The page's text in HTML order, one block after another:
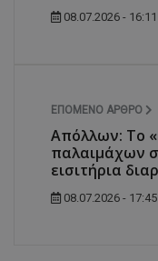
08.07.2026 - 16:11
ΕΠΌΜΕΝΟ ΆΡΘΡΟ
Απόλλων: Το
παλαιμάχων
εισιτήρια
08.07.2026 - 17:45